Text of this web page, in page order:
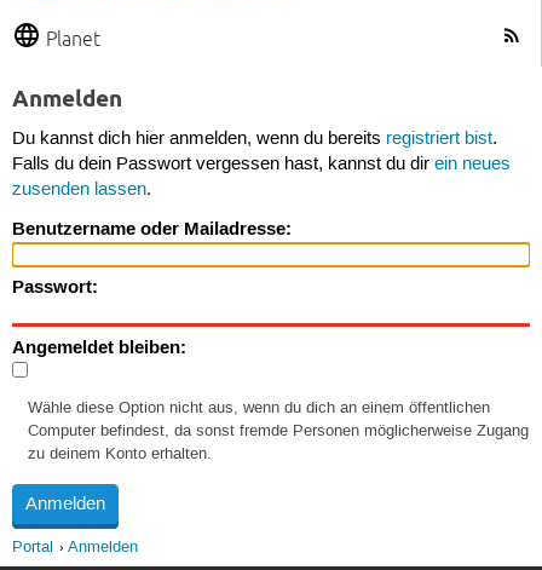
Planet
Anmelden
Du kannst dich hier anmelden, wenn du bereits registriert bist.
Falls du dein Passwort vergessen hast, kannst du dir ein neues
zusenden lassen.
Benutzername oder Mailadresse:
Passwort:
Angemeldet bleiben:
Wähle diese Option nicht aus, wenn du dich an einem öffentlichen
Computer befindest, da sonst fremde Personen möglicherweise Zugang
zu deinem Konto erhalten.
Portal Anmelden